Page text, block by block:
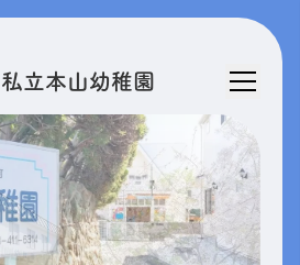
私立本山幼稚園